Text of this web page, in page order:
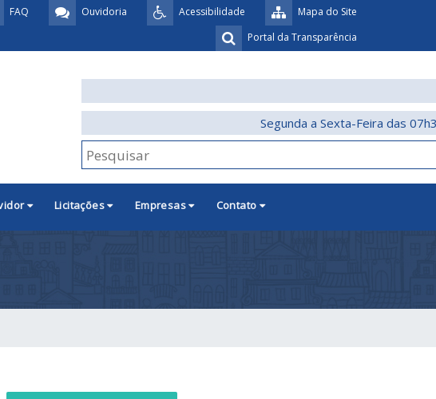
Mapa do Site
Acessibilidade
Ouvidoria
FAQ
Portal da Transparência
Segunda a Sexta-Feira das
Licitações Empresas Contato